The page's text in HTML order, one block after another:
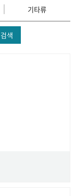
영상 기록물
기타류
검색